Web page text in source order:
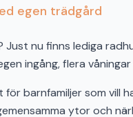
egen trädgård
nu finns lediga
ingång, flera
barnfamiljer som vill
ytor och